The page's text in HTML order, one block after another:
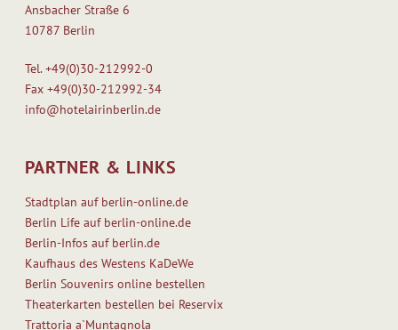
Ansbacher Straße 6
10787 Berlin
Tel.+49(0)30-212992-0
Fax+49(0)30-212992-34
info@hotelairinberlin.de
PARTNER & LINKS
Stadtplan auf berlin-online.de
Berlin Life auf berlin-online.de
Berlin-Infos auf berlin.de
Kaufhaus des Westens KaDeWe
Berlin Souvenirs online bestellen
Theaterkarten bestellen bei Reservix
Trattoria a`Muntagnola